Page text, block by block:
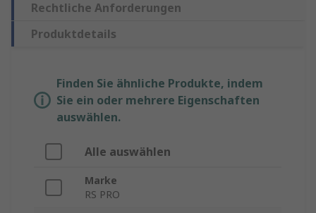
Rechtliche Anforderungen
Produktdetails
Finden Sie ähnliche Produkte, indem
Sie ein oder mehrere Eigenschaften
auswählen.
Alle auswählen
Marke
RS PRO